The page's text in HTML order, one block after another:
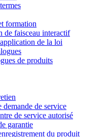
formation
de faisceau interactif
de la loi
de produits
demande de service
de service autorisé
garantie
du produit